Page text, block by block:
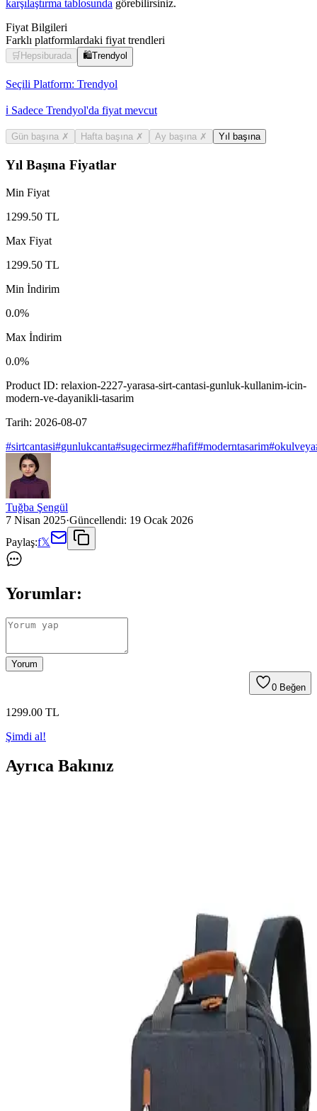
karşılaştırma tablosunda görebilirsiniz.
Fiyat Bilgileri
Farklı platformlardaki fiyat trendleri
🛒 Hepsiburada 🛍️Trendyol
Seçili Platform: Trendyol
ℹ️ Sadece Trendyol'da fiyat mevcut
Gün başına ✗ Hafta başına ✗ Ay başına ✗ Yıl başına
Yıl Başına Fiyatlar
Min Fiyat
1299.50 TL
Max Fiyat
1299.50 TL
Min İndirim
0.0%
Max İndirim
0.0%
Product ID: relaxion-2227-yarasa-sirt-cantasi-gunluk-kullanim-icin-
modern-ve-dayanikli-tasarim
Tarih: 2026-08-07
#sirtcantasi#gunlukcanta#sugecirmez#hafif#moderntasarim#okulveya
Tuğba Şengül
7 Nisan 2025·Güncellendi: 19 Ocak 2026
Paylaş:f𝕏
Yorumlar:
Yorum
0 Beğen
1299.00 TL
Şimdi al!
Ayrıca Bakınız
Sırt Çantalarında Kompresyon Torbalarının
Kullanımı: Avantajlar, Dezavantajlar ve Paketleme
Kompresyon torbaları sırt çantalarında alan tasarrufu sağlar ancak
boşluk yaratabilir ve eşyaya zarar verebilir. Minimalist paketleme ve
düzenli çamaşır yıkama daha pratik çözümler sunar.
Osprey Daylite 26+6L ile İspanya'da Teknoloji
Odaklı Kış Seyahati ve Paketleme Deneyimi
İspanya'da Osprey Daylite 26+6L sırt çantasıyla gerçekleştirilen kış
seyahatinde teknoloji ve kıyafetlerin dengeli paketlenmesi, ekipman
seçimi ve seyahat ipuçları detaylı şekilde ele alındı.